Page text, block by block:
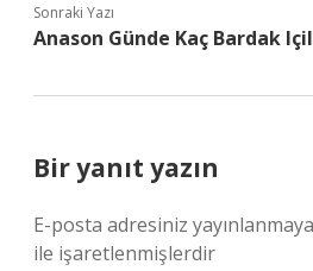
Sonraki Yazı
Anason Günde Kaç Bardak
Bir yanıt yazın
E-posta adresiniz
ile işaretlenmişlerdir